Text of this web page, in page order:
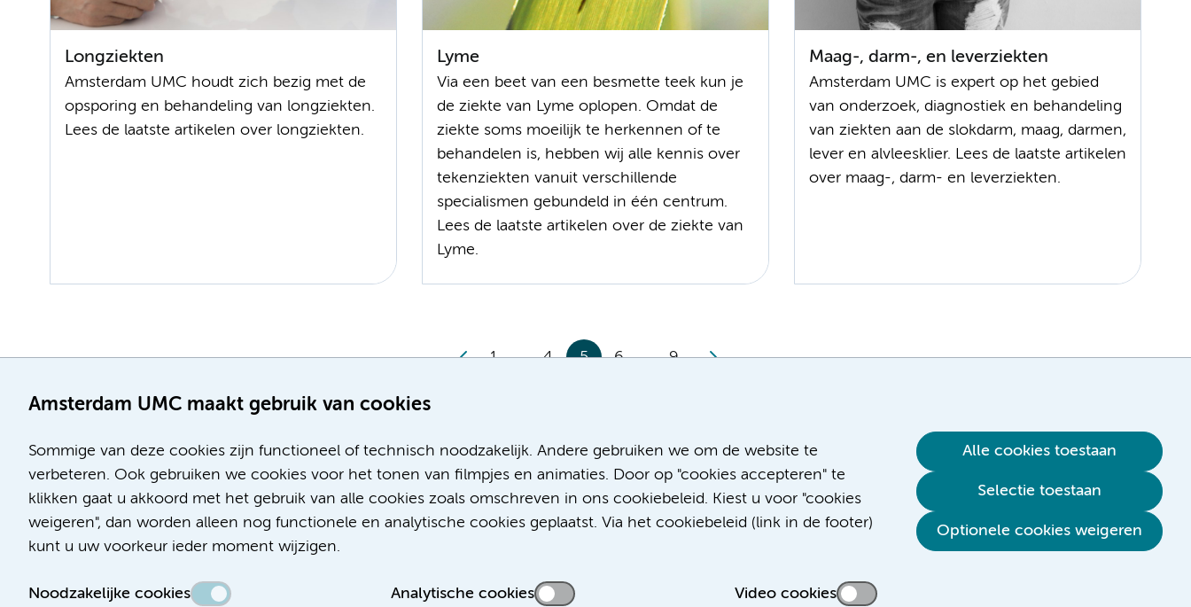
Amsterdam UMC maakt gebruik van cookies
Sommige van deze cookies zijn functioneel of technisch noodzakelijk. Andere gebruiken we om de website te
verbeteren. Ook gebruiken we cookies voor het tonen van filmpjes en animaties. Door op "cookies accepteren" te
klikken gaat u akkoord met het gebruik van alle cookies zoals omschreven in ons cookiebeleid. Kiest u voor "cookies
weigeren", dan worden alleen nog functionele en analytische cookies geplaatst. Via het cookiebeleid (link in de footer)
kunt u uw voorkeur ieder moment wijzigen.
Noodzakelijke cookies Analytische cookies Video cookies
Alle cookies toestaan
Selectie toestaan
Optionele cookies weigeren
Longziekten
Amsterdam UMC houdt zich bezig met de
opsporing en behandeling van longziekten.
Lees de laatste artikelen over longziekten.
Lyme
Via een beet van een besmette teek kun je
de ziekte van Lyme oplopen. Omdat de
ziekte soms moeilijk te herkennen of te
behandelen is, hebben wij alle kennis over
tekenziekten vanuit verschillende
specialismen gebundeld in één centrum.
Lees de laatste artikelen over de ziekte van
Lyme.
Maag-, darm-, en leverziekten
Amsterdam UMC is expert op het gebied
van onderzoek, diagnostiek en behandeling
van ziekten aan de slokdarm, maag, darmen,
lever en alvleesklier. Lees de laatste artikelen
over maag-, darm- en leverziekten.
1 4 5 6 9